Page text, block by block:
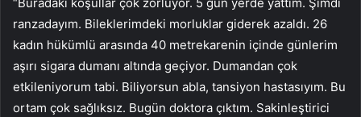
ranzadayım. Bileklerimdeki morluklar giderek azaldı. 26
kadın hükümlü arasında 40 metrekarenin içinde günlerim
aşırı sigara dumanı altında geçiyor. Dumandan çok
etkileniyorum tabi. Biliyorsun abla, tansiyon hastasıyım. Bu
ortam çok sağlıksız. Bugün doktora çıktım. Sakinleştirici